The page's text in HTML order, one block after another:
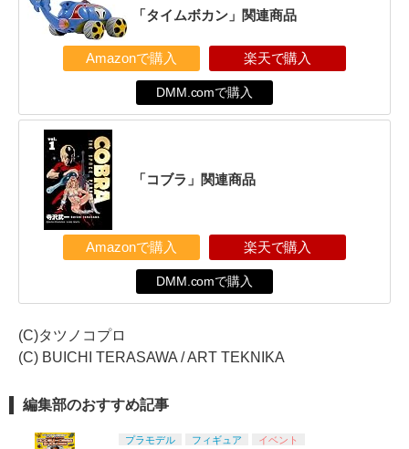
「タイムボカン」関連商品
Amazonで購入 楽天で購入
DMM.comで購入
「コブラ」関連商品
Amazonで購入 楽天で購入
DMM.comで購入
(C)タツノコプロ
(C) BUICHI TERASAWA / ART TEKNIKA
編集部のおすすめ記事
プラモデル フィギュア イベント